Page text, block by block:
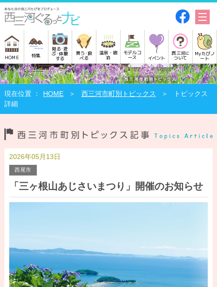
HOME 特集
見る･遊
ぶ･体験
する
買う･食
べる
温泉・宿
泊
モデルコ
ース イベント
西三河に
ついて
Myたびノ
ート
HOME 西三河市町別トピックス
トピックス
詳細
2026年05月13日
西尾市
「三ヶ根山あじさいまつり」開催のお知らせ